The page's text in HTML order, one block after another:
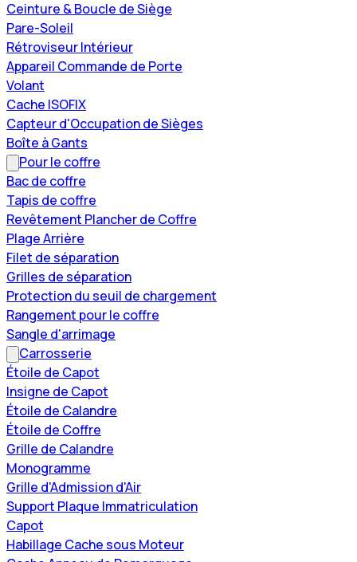
Ceinture & Boucle de Siège
Pare-Soleil
Rétroviseur Intérieur
Appareil Commande de Porte
Volant
Cache ISOFIX
Capteur d'Occupation de Sièges
Boîte à Gants
Pour le coffre
Bac de coffre
Tapis de coffre
Revêtement Plancher de Coffre
Plage Arrière
Filet de séparation
Grilles de séparation
Protection du seuil de chargement
Rangement pour le coffre
Sangle d'arrimage
Carrosserie
Étoile de Capot
Insigne de Capot
Étoile de Calandre
Étoile de Coffre
Grille de Calandre
Monogramme
Grille d'Admission d'Air
Support Plaque Immatriculation
Capot
Habillage Cache sous Moteur